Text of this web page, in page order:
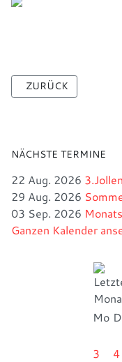
VORHERIGER
ZURÜCK
NÄCHSTE TERMINE
22 Aug. 2026
29 Aug. 2026
03 Sep. 2026
Ganzen Kalender
Mo
3
4